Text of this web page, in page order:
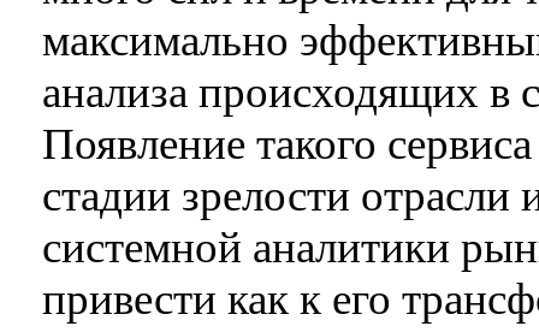
максимально
анализа происходящих в
Появление такого
стадии зрелости отрасли
системной аналитики
привести как к его